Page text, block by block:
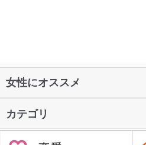
女性にオススメ
カテゴリ